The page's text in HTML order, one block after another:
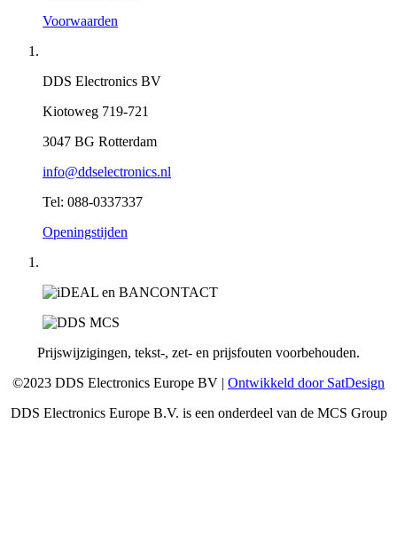
Voorwaarden
DDS Electronics BV
Kiotoweg 719-721
3047 BG Rotterdam
info@ddselectronics.nl
Tel: 088-0337337
Openingstijden
Prijswijzigingen, tekst-, zet- en prijsfouten voorbehouden.
©2023 DDS Electronics Europe BV | Ontwikkeld door SatDesign
DDS Electronics Europe B.V. is een onderdeel van de MCS Group